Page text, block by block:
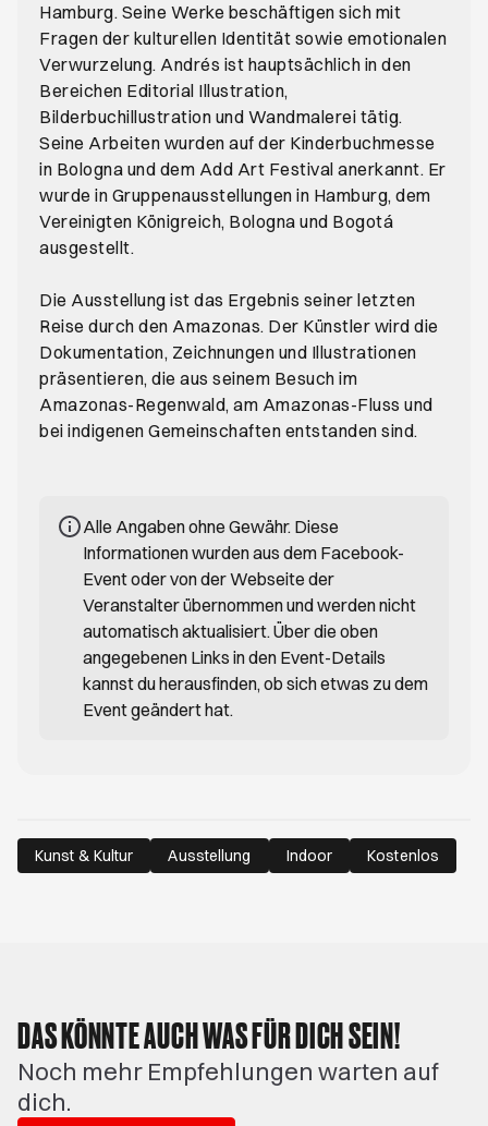
Hamburg. Seine Werke beschäftigen sich mit
Fragen der kulturellen Identität sowie emotionalen
Verwurzelung. Andrés ist hauptsächlich in den
Bereichen Editorial Illustration,
Bilderbuchillustration und Wandmalerei tätig.
Seine Arbeiten wurden auf der Kinderbuchmesse
in Bologna und dem Add Art Festival anerkannt. Er
wurde in Gruppenausstellungen in Hamburg, dem
Vereinigten Königreich, Bologna und Bogotá
ausgestellt.
Die Ausstellung ist das Ergebnis seiner letzten
Reise durch den Amazonas. Der Künstler wird die
Dokumentation, Zeichnungen und Illustrationen
präsentieren, die aus seinem Besuch im
Amazonas-Regenwald, am Amazonas-Fluss und
bei indigenen Gemeinschaften entstanden sind.
Alle Angaben ohne Gewähr. Diese
Informationen wurden aus dem Facebook-
Event oder von der Webseite der
Veranstalter übernommen und werden nicht
automatisch aktualisiert. Über die oben
angegebenen Links in den Event-Details
kannst du herausfinden, ob sich etwas zu dem
Event geändert hat.
Kunst & Kultur Ausstellung Indoor Kostenlos
DAS KÖNNTE AUCH WAS FÜR DICH SEIN!
Noch mehr Empfehlungen warten auf
dich.